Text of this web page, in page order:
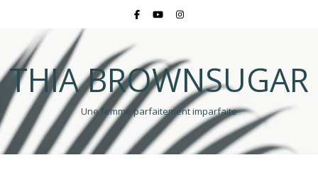
THIA BROWNSUGAR
Une femme parfaitement imparfaite